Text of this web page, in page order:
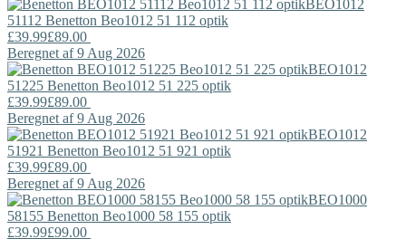
BEO1012
51112 Benetton Beo1012 51 112 optik
£39.99£89.00
Beregnet af 9 Aug 2026
BEO1012
51225 Benetton Beo1012 51 225 optik
£39.99£89.00
Beregnet af 9 Aug 2026
BEO1012
51921 Benetton Beo1012 51 921 optik
£39.99£89.00
Beregnet af 9 Aug 2026
BEO1000
58155 Benetton Beo1000 58 155 optik
£39.99£99.00